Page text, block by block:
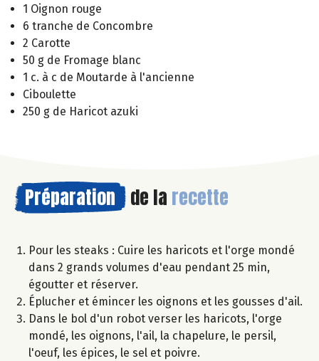
1 Oignon rouge
6 tranche de Concombre
2 Carotte
50 g de Fromage blanc
1 c. à c de Moutarde à l'ancienne
Ciboulette
250 g de Haricot azuki
Préparation de la recette
Pour les steaks : Cuire les haricots et l'orge mondé
dans 2 grands volumes d'eau pendant 25 min,
égoutter et réserver.
Éplucher et émincer les oignons et les gousses d'ail.
Dans le bol d'un robot verser les haricots, l'orge
mondé, les oignons, l'ail, la chapelure, le persil,
l'oeuf, les épices, le sel et poivre.